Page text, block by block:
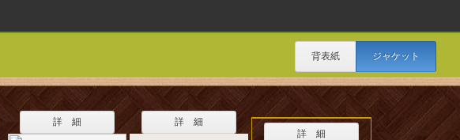
背表紙 ジャケット
詳 細 詳 細
詳 細